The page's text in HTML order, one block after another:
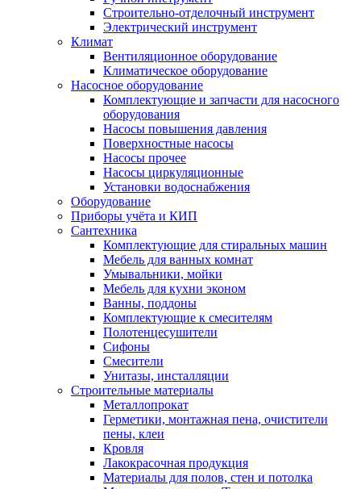
Строительно-отделочный инструмент
Электрический инструмент
Климат
Вентиляционное оборудование
Климатическое оборудование
Насосное оборудование
Комплектующие и запчасти для насосного
оборудования
Насосы повышения давления
Поверхностные насосы
Насосы прочее
Насосы циркуляционные
Установки водоснабжения
Оборудование
Приборы учёта и КИП
Сантехника
Комплектующие для стиральных машин
Мебель для ванных комнат
Умывальники, мойки
Мебель для кухни эконом
Ванны, поддоны
Комплектующие к смесителям
Полотенцесушители
Сифоны
Смесители
Унитазы, инсталляции
Строительные материалы
Металлопрокат
Герметики, монтажная пена, очистители
пены, клеи
Кровля
Лакокрасочная продукция
Материалы для полов, стен и потолка